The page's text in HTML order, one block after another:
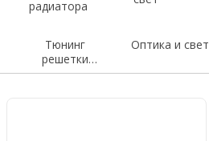
Тюнинг
решетки
радиатора
Оптика и свет